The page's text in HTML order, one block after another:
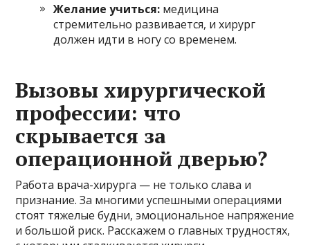
Желание учиться: медицина
стремительно развивается, и хирург
должен идти в ногу со временем.
Вызовы хирургической
профессии: что
скрывается за
операционной дверью?
Работа врача-хирурга — не только слава и
признание. За многими успешными операциями
стоят тяжелые будни, эмоциональное напряжение
и большой риск. Расскажем о главных трудностях,